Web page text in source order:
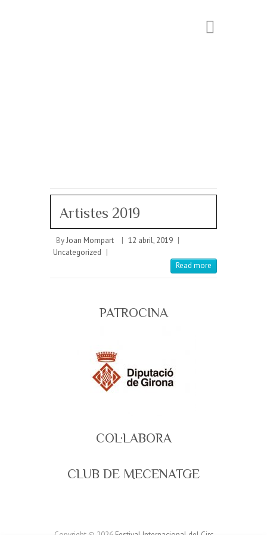
Artistes 2019
ByJoan Mompart | 12 abril, 2019 |
Uncategorized |
Read more
PATROCINA
COL·LABORA
CLUB DE MECENATGE